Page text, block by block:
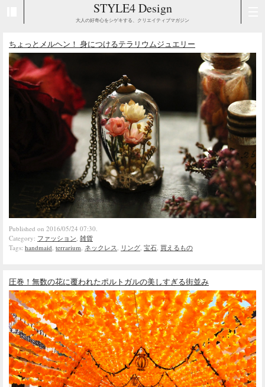
STYLE4 Design
大人の好奇心をシゲキする、クリエイティブマガジン
ちょっとメルヘン！ 身につけるテラリウムジュエリー
Published on 2016/05/24 07:30.
Category: ファッション 雑貨
Tags: handmaid terrarium ネックレス リング 宝石 買えるもの
圧巻！無数の花に覆われたポルトガルの美しすぎる街並み